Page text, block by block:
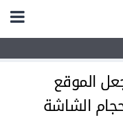
الموقع
الشاشة